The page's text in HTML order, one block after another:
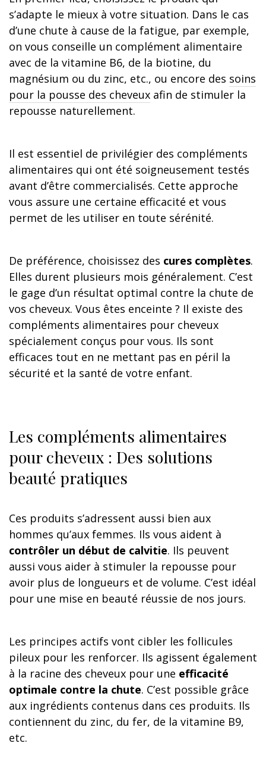
s’adapte le mieux à votre situation. Dans le cas
d’une chute à cause de la fatigue, par exemple,
on vous conseille un complément alimentaire
avec de la vitamine B6, de la biotine, du
magnésium ou du zinc, etc., ou encore des soins
pour la pousse des cheveux afin de stimuler la
repousse naturellement.
Il est essentiel de privilégier des compléments
alimentaires qui ont été soigneusement testés
avant d’être commercialisés. Cette approche
vous assure une certaine efficacité et vous
permet de les utiliser en toute sérénité.
De préférence, choisissez des cures complètes.
Elles durent plusieurs mois généralement. C’est
le gage d’un résultat optimal contre la chute de
vos cheveux. Vous êtes enceinte ? Il existe des
compléments alimentaires pour cheveux
spécialement conçus pour vous. Ils sont
efficaces tout en ne mettant pas en péril la
sécurité et la santé de votre enfant.
Les compléments alimentaires
pour cheveux : Des solutions
beauté pratiques
Ces produits s’adressent aussi bien aux
hommes qu’aux femmes. Ils vous aident à
contrôler un début de calvitie. Ils peuvent
aussi vous aider à stimuler la repousse pour
avoir plus de longueurs et de volume. C’est idéal
pour une mise en beauté réussie de nos jours.
Les principes actifs vont cibler les follicules
pileux pour les renforcer. Ils agissent également
à la racine des cheveux pour une efficacité
optimale contre la chute. C’est possible grâce
aux ingrédients contenus dans ces produits. Ils
contiennent du zinc, du fer, de la vitamine B9,
etc.